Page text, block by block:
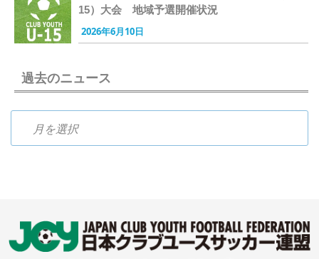
15）大会 地域予選開催状況
2026年6月10日
過去のニュース